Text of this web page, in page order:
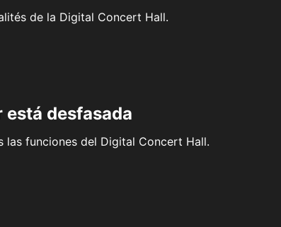
de la Digital Concert Hall.
está desfasada
funciones del Digital Concert Hall.